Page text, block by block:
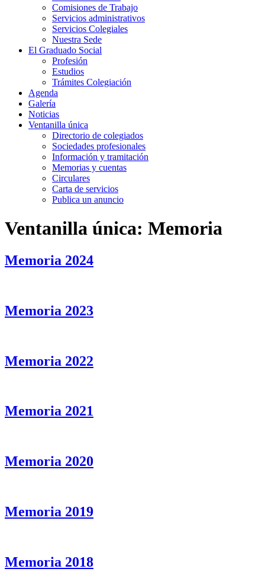
Comisiones de Trabajo
Servicios administrativos
Servicios Colegiales
Nuestra Sede
El Graduado Social
Profesión
Estudios
Trámites Colegiación
Agenda
Galería
Noticias
Ventanilla única
Directorio de colegiados
Sociedades profesionales
Información y tramitación
Memorias y cuentas
Circulares
Carta de servicios
Publica un anuncio
Ventanilla única: Memoria
Memoria 2024
Memoria 2023
Memoria 2022
Memoria 2021
Memoria 2020
Memoria 2019
Memoria 2018